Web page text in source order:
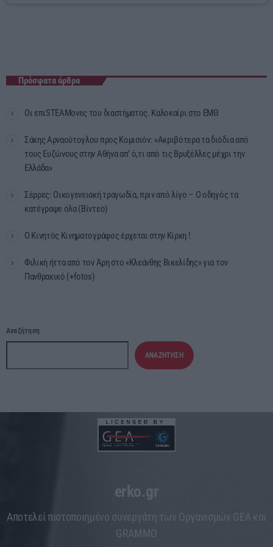
Πρόσφατα άρθρα
Οι επιSTEAMονες του διαστήματος. Καλοκαίρι στο ΕΜΘ
Σάκης Αρναούτογλου προς Κομισιόν: «Ακριβότερα τα διόδια από
τους Ευζώνους στην Αθήνα απ’ ό,τι από τις Βρυξέλλες μέχρι την
Ελλάδα»
Σέρρες: Οικογενειακή τραγωδία, πριν από λίγο – Ο οδηγός τα
κατέγραψε όλα (Βίντεο)
Ο Κινητός Κινηματογράφος έρχεται στην Κίρκη !
Φιλική ήττα από τον Άρη στο «Κλεάνθης Βικελίδης» για τον
Πανθρακικό (+fotos)
Αναζήτηση
ΑΝΑΖΉΤΗΣΗ
erko.gr
Aποτελεί πιστοποιημένο συνεργάτη των Οργανισμών GEA και
GRAMMO